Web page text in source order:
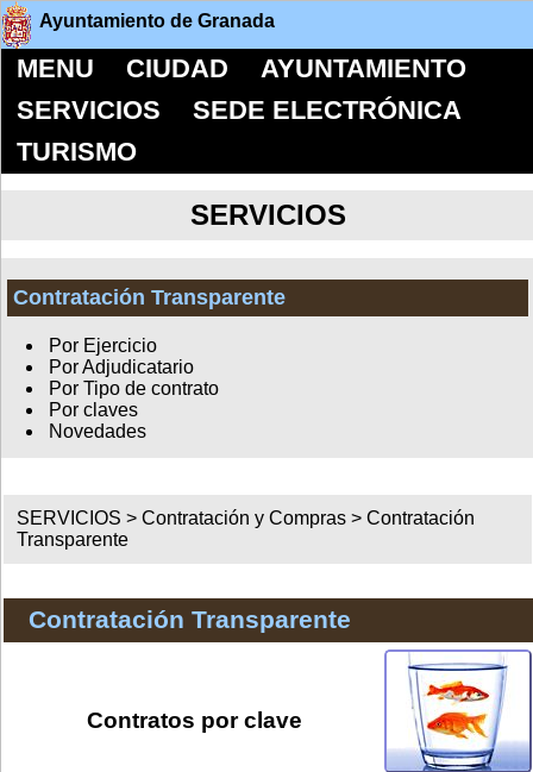
Ayuntamiento de Granada
MENU CIUDAD
AYUNTAMIENTO
SERVICIOS
SEDE ELECTRÓNICA
TURISMO
SERVICIOS
Contratación Transparente
Por Ejercicio
Por Adjudicatario
Por Tipo de contrato
Por claves
Novedades
SERVICIOS >Contratación y Compras >Contratación
Transparente
Contratación Transparente
Contratos por clave